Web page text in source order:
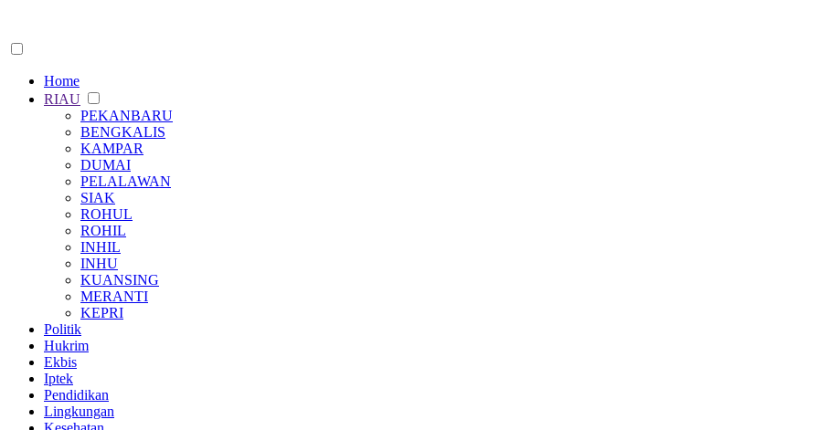
Home
RIAU
PEKANBARU
BENGKALIS
KAMPAR
DUMAI
PELALAWAN
SIAK
ROHUL
ROHIL
INHIL
INHU
KUANSING
MERANTI
KEPRI
Politik
Hukrim
Ekbis
Iptek
Pendidikan
Lingkungan